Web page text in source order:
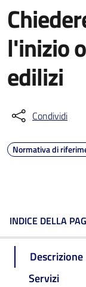
l'inizio
edilizi
Condividi
Normativa di
INDICE DELLA
Descrizione
Servizi